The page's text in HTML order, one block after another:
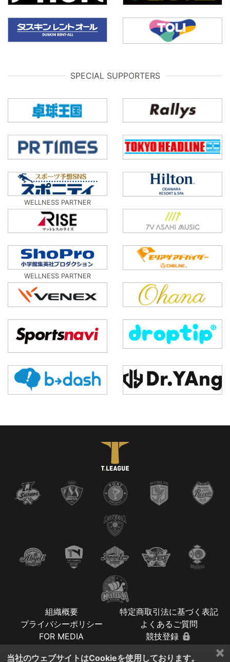
SPECIAL SUPPORTERS
WELLNESS PARTNER
WELLNESS PARTNER
組織概要
特定商取引法に基づく表記
プライバシーポリシー
よくあるご質問
FOR MEDIA
競技登録
×
当社のウェブサイトはCookieを使用しております。